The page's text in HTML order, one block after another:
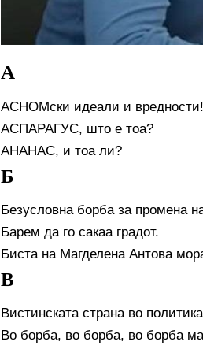
А
АСНОМски идеали и вредности!
АСПАРАГУС, што е тоа?
АНАНАС, и тоа ли?
Б
Безусловна борба за промена
Барем да го сакаа градот.
Биста на Магделена Антова
В
Вистинската страна во
Во борба, во борба, во борба